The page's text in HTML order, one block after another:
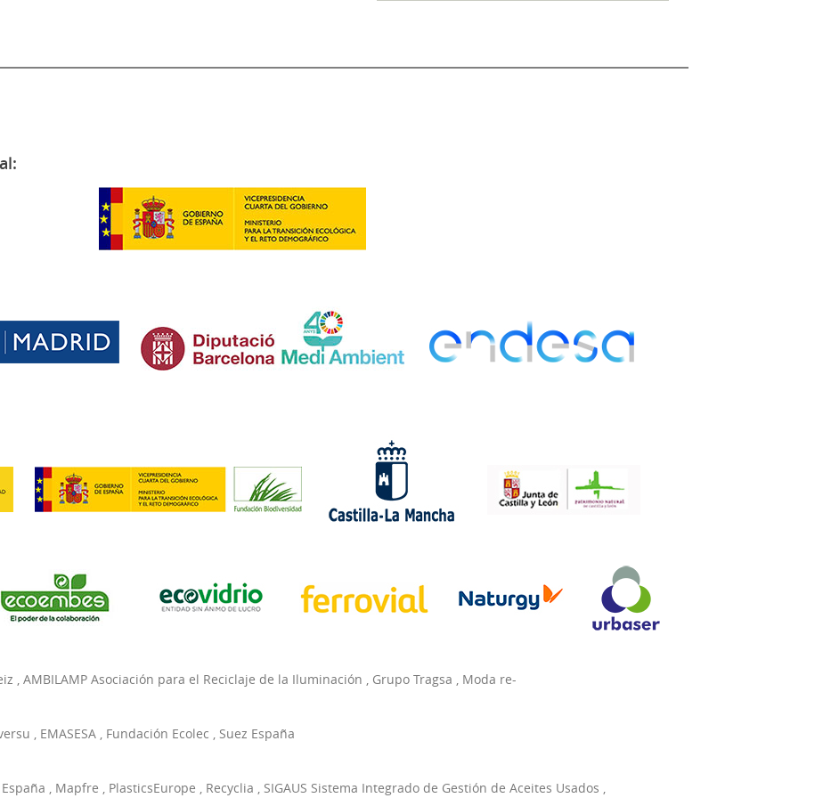
AMBILAMP Asociación para el Reciclaje de la Iluminación Grupo Tragsa Moda re-
EMASESA Fundación Ecolec Suez España
Mapfre PlasticsEurope Recyclia SIGAUS Sistema Integrado de Gestión de Aceites Usados